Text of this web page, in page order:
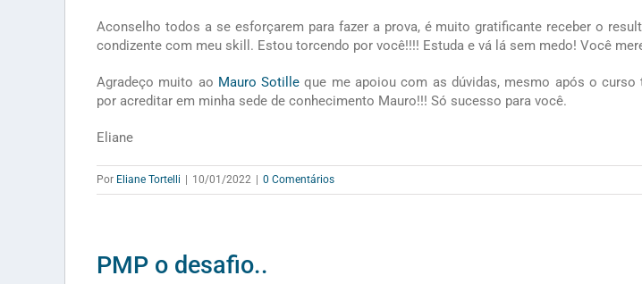
Aconselho todos a se esforçarem para fazer a prova, é muito gratificante receber o
condizente com meu skill. Estou torcendo por você!!!! Estuda e vá lá sem medo! Você
Agradeço muito ao Mauro Sotille que me apoiou com as dúvidas, mesmo após o curso
por acreditar em minha sede de conhecimento Mauro!!! Só sucesso para você.
Eliane
Por Eliane Tortelli | 10/01/2022 | 0 Comentários
PMP o desafio..